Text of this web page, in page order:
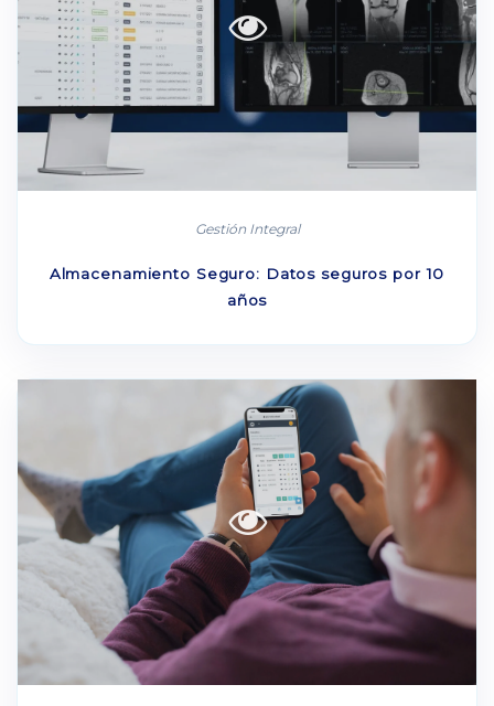
Gestión Integral
Almacenamiento Seguro: Datos seguros por 10
años